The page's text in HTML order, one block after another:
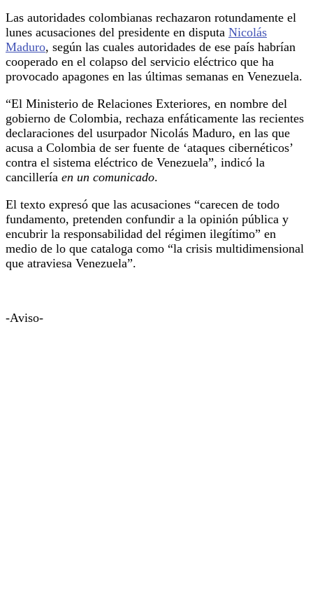
Las autoridades colombianas rechazaron rotundamente el
lunes acusaciones del presidente en disputa Nicolás
Maduro, según las cuales autoridades de ese país habrían
cooperado en el colapso del servicio eléctrico que ha
provocado apagones en las últimas semanas en Venezuela.
“El Ministerio de Relaciones Exteriores, en nombre del
gobierno de Colombia, rechaza enfáticamente las recientes
declaraciones del usurpador Nicolás Maduro, en las que
acusa a Colombia de ser fuente de ‘ataques cibernéticos’
contra el sistema eléctrico de Venezuela”, indicó la
cancillería en un comunicado.
El texto expresó que las acusaciones “carecen de todo
fundamento, pretenden confundir a la opinión pública y
encubrir la responsabilidad del régimen ilegítimo” en
medio de lo que cataloga como “la crisis multidimensional
que atraviesa Venezuela”.
-Aviso-